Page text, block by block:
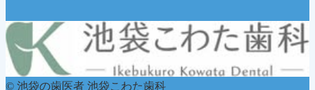
© 池袋の歯医者 池袋こわた歯科